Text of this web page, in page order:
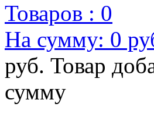
Товаров : 0
На сумму: 0
руб. Товар
сумму